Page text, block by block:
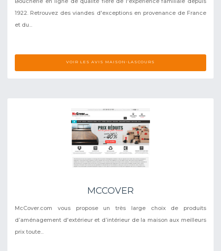
1922. Retrouvez des viandes d'exceptions en provenance de France
et du...
VOIR LES AVIS MAISON-LASCOURS
MCCOVER
McCover.com vous propose un très large choix de produits
d’aménagement d'extérieur et d’intérieur de la maison aux meilleurs
prix toute...